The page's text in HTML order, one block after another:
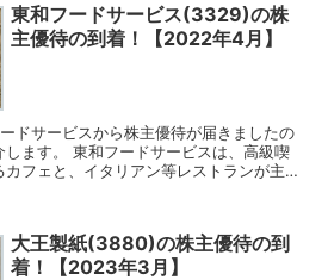
東和フードサービス(3329)の株
主優待の到着！【2022年4月】
ドサービスから株主優待が届きましたの
ます。 東和フードサービスは、高級喫
フェと、イタリアン等レストランが主力
大王製紙(3880)の株主優待の到
着！【2023年3月】